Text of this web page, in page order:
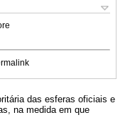
das esferas oficiais e
na medida em que